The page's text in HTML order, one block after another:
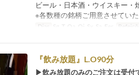
ビール・日本酒・ウイスキー・
※各数種の銘柄ご用意させてい
Dias Sg, T, Qa, Qi, Sx, Sa, Fer
『飲み放題』L.O90分
▶飲み放題のみのご注文は受付